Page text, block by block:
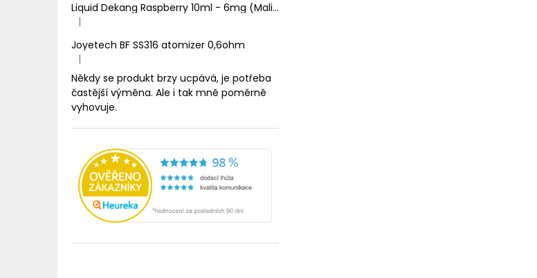
Liquid Dekang Raspberry 10ml - 6mg (Malina)
Hodnocení produktu je 1 z 5 hvězdiček.
|
Joyetech BF SS316 atomizer 0,6ohm
Hodnocení produktu je 5 z 5 hvězdiček.
|
Někdy se produkt brzy ucpává, je potřeba
častější výměna. Ale i tak mně poměrně
vyhovuje.